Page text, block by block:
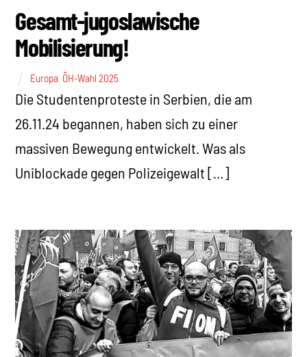
Gesamt-jugoslawische
Mobilisierung!
Europa ÖH-Wahl 2025
Die Studentenproteste in Serbien, die am
26.11.24 begannen, haben sich zu einer
massiven Bewegung entwickelt. Was als
Uniblockade gegen Polizeigewalt […]